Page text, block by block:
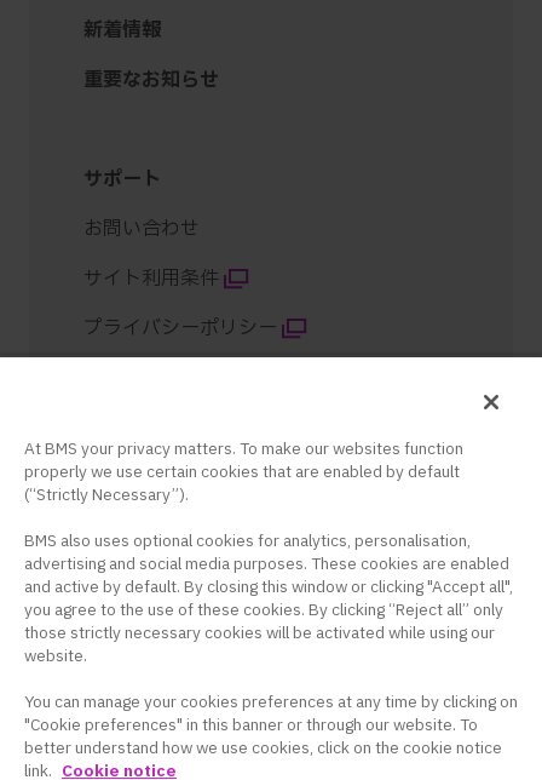
新着情報
重要なお知らせ
サポート
お問い合わせ
サイト利用条件
プライバシーポリシー
コンテンツ紹介
このサイトは、日本国内の医療関係者の方を対象に
ブリストル・マイヤーズ スクイブ株式会社の医療用
At BMS your privacy matters. To make our websites function
properly we use certain cookies that are enabled by default
(“Strictly Necessary”).
BMS also uses optional cookies for analytics, personalisation,
advertising and social media purposes. These cookies are enabled
and active by default. By closing this window or clicking "Accept all",
you agree to the use of these cookies. By clicking “Reject all” only
those strictly necessary cookies will be activated while using our
website.
You can manage your cookies preferences at any time by clicking on
"Cookie preferences" in this banner or through our website. To
better understand how we use cookies, click on the cookie notice
link. Cookie notice